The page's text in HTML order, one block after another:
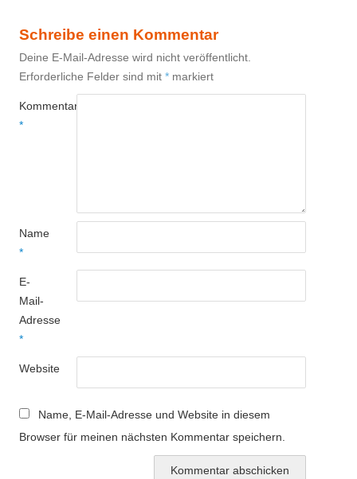
Schreibe einen Kommentar
Deine E-Mail-Adresse wird nicht veröffentlicht.
Erforderliche Felder sind mit * markiert
Kommentar
*
Name
*
E-
Mail-
Adresse
*
Website
Name, E-Mail-Adresse und Website in diesem
Browser für meinen nächsten Kommentar speichern.